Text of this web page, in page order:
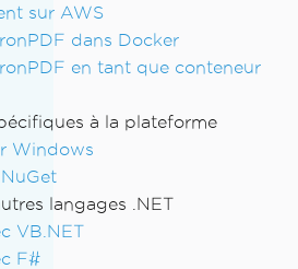
sur AWS
dans Docker
en tant que conteneur
à la plateforme
Windows
langages .NET
VB.NET
F#